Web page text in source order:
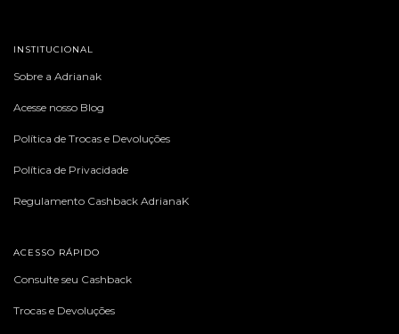
INSTITUCIONAL
Sobre a Adrianak
Acesse nosso Blog
Política de Trocas e Devoluções
Política de Privacidade
Regulamento Cashback AdrianaK
ACESSO RÁPIDO
Consulte seu Cashback
Trocas e Devoluções